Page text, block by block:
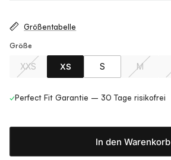
Größentabelle
Größe
XXS XS S M
✓Perfect Fit Garantie – 30 Tage risikofrei
In den Warenkorb